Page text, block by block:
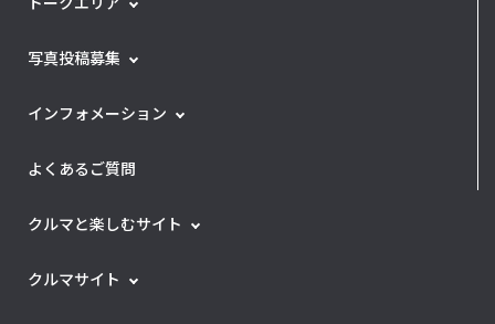
写真投稿募集
インフォメーション
よくあるご質問
クルマと楽しむサイト
クルマサイト